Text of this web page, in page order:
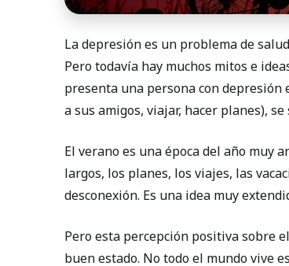
La depresión es un problema de
Pero todavía hay muchos mitos e
presenta una persona con depresión
a sus amigos, viajar, hacer planes),
El verano es una época del año muy
largos, los planes, los viajes, las
desconexión. Es una idea muy
Pero esta percepción positiva sobre
buen estado. No todo el mundo vive